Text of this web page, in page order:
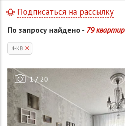
По запросу найдено - 79 квартир
Подписаться на рассылку
4-КВ
1/ 20